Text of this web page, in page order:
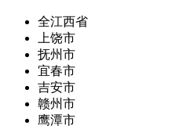
全江西省
上饶市
抚州市
宜春市
吉安市
赣州市
鹰潭市